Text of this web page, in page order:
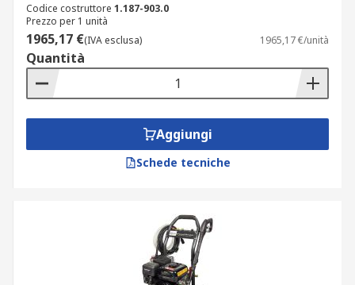
Codice costruttore 1.187-903.0
Prezzo per 1 unità
1965,17 €(IVA esclusa) 1965,17 €/unità
Quantità
Aggiungi
Schede tecniche